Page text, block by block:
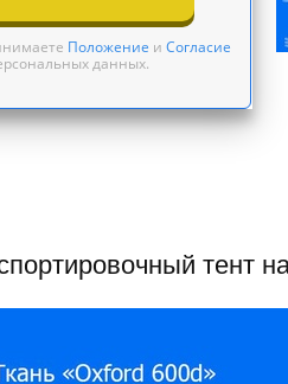
Положение иСогласие
данных.
тент